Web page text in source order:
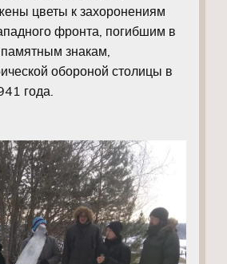
цветы к захоронениям
фронта, погибшим в
знакам,
обороной столицы в
года.